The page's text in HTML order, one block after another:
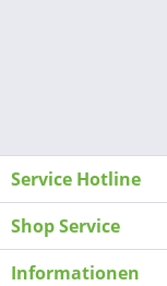
Service Hotline
Shop Service
Informationen